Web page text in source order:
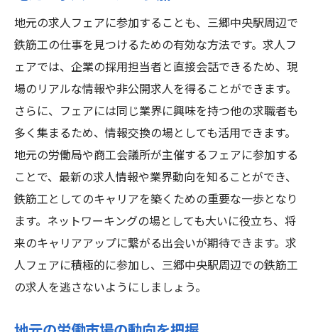
地元の求人フェアに参加することも、三郷中央駅周辺で
鉄筋工の仕事を見つけるための有効な方法です。求人フ
ェアでは、企業の採用担当者と直接会話できるため、現
場のリアルな情報や非公開求人を得ることができます。
さらに、フェアには同じ業界に興味を持つ他の求職者も
多く集まるため、情報交換の場としても活用できます。
地元の労働局や商工会議所が主催するフェアに参加する
ことで、最新の求人情報や業界動向を知ることができ、
鉄筋工としてのキャリアを築くための重要な一歩となり
ます。ネットワーキングの場としても大いに役立ち、将
来のキャリアアップに繋がる出会いが期待できます。求
人フェアに積極的に参加し、三郷中央駅周辺での鉄筋工
の求人を逃さないようにしましょう。